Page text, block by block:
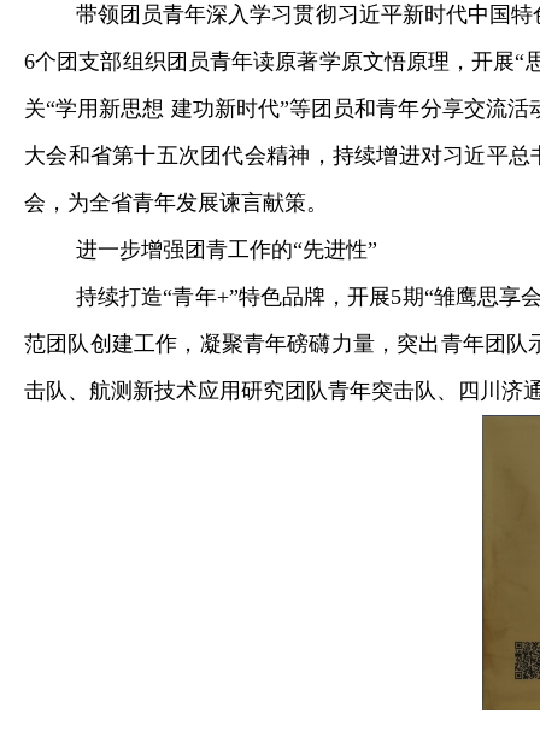
带领团员青年深入学习贯彻习近平新时代中国
6个团支部组织团员青年读原著学原文悟原理，开展“
关“学用新思想 建功新时代”等团员和青年分享交流
大会和省第十五次团代会精神，持续增进对习近平
会，为全省青年发展谏言献策。
进一步增强团青工作的“先进性”
持续打造“青年+”特色品牌，开展5期“雏鹰思享
范团队创建工作，凝聚青年磅礴力量，突出青年团
击队、航测新技术应用研究团队青年突击队、四川济